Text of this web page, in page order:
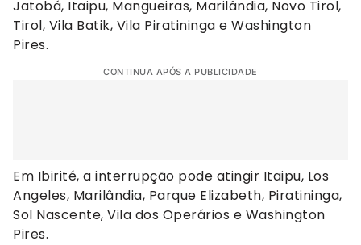
Jatobá, Itaipu, Mangueiras, Marilândia, Novo Tirol,
Tirol, Vila Batik, Vila Piratininga e Washington
Pires.
CONTINUA APÓS A PUBLICIDADE
Em Ibirité, a interrupção pode atingir Itaipu, Los
Angeles, Marilândia, Parque Elizabeth, Piratininga,
Sol Nascente, Vila dos Operários e Washington
Pires.